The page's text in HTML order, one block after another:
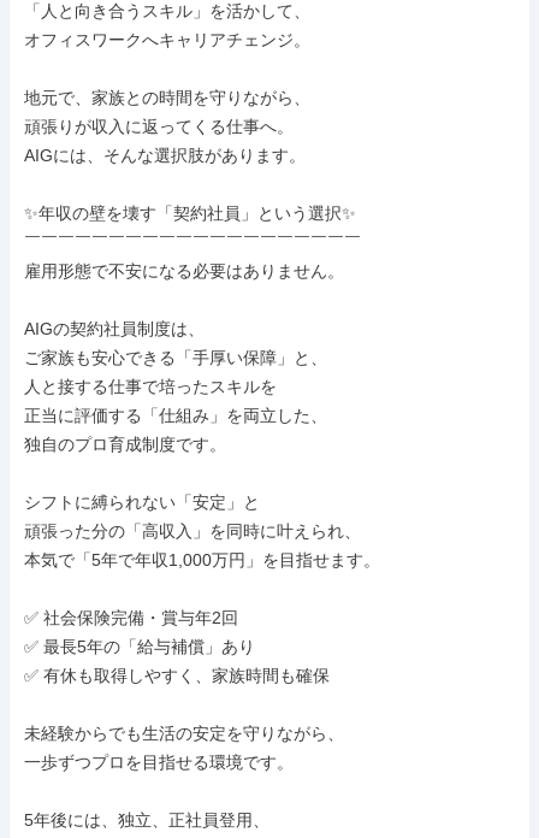
「人と向き合うスキル」を活かして、
オフィスワークへキャリアチェンジ。
地元で、家族との時間を守りながら、
頑張りが収入に返ってくる仕事へ。
AIGには、そんな選択肢があります。
✨年収の壁を壊す「契約社員」という選択✨
￣￣￣￣￣￣￣￣￣￣￣￣￣￣￣￣￣￣￣￣
雇用形態で不安になる必要はありません。
AIGの契約社員制度は、
ご家族も安心できる「手厚い保障」と、
人と接する仕事で培ったスキルを
正当に評価する「仕組み」を両立した、
独自のプロ育成制度です。
シフトに縛られない「安定」と
頑張った分の「高収入」を同時に叶えられ、
本気で「5年で年収1,000万円」を目指せます。
✅ 社会保険完備・賞与年2回
✅ 最長5年の「給与補償」あり
✅ 有休も取得しやすく、家族時間も確保
未経験からでも生活の安定を守りながら、
一歩ずつプロを目指せる環境です。
5年後には、独立、正社員登用、